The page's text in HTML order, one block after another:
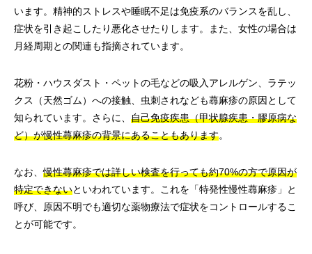
います。精神的ストレスや睡眠不足は免疫系のバランスを乱し、
症状を引き起こしたり悪化させたりします。また、女性の場合は
月経周期との関連も指摘されています。
花粉・ハウスダスト・ペットの毛などの吸入アレルゲン、ラテッ
クス（天然ゴム）への接触、虫刺されなども蕁麻疹の原因として
知られています。さらに、 自己免疫疾患（甲状腺疾患・膠原病な
ど）が慢性蕁麻疹の背景にあることもあります。
なお、慢性蕁麻疹では詳しい検査を行っても約70%の方で原因が
特定できないといわれています。これを「特発性慢性蕁麻疹」と
呼び、原因不明でも適切な薬物療法で症状をコントロールするこ
とが可能です。